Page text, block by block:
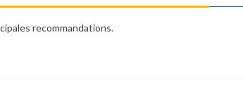
recommandations.